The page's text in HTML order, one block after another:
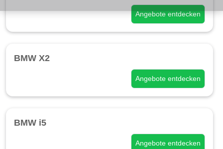
Angebote entdecken
BMW X2
Angebote entdecken
BMW i5
Angebote entdecken